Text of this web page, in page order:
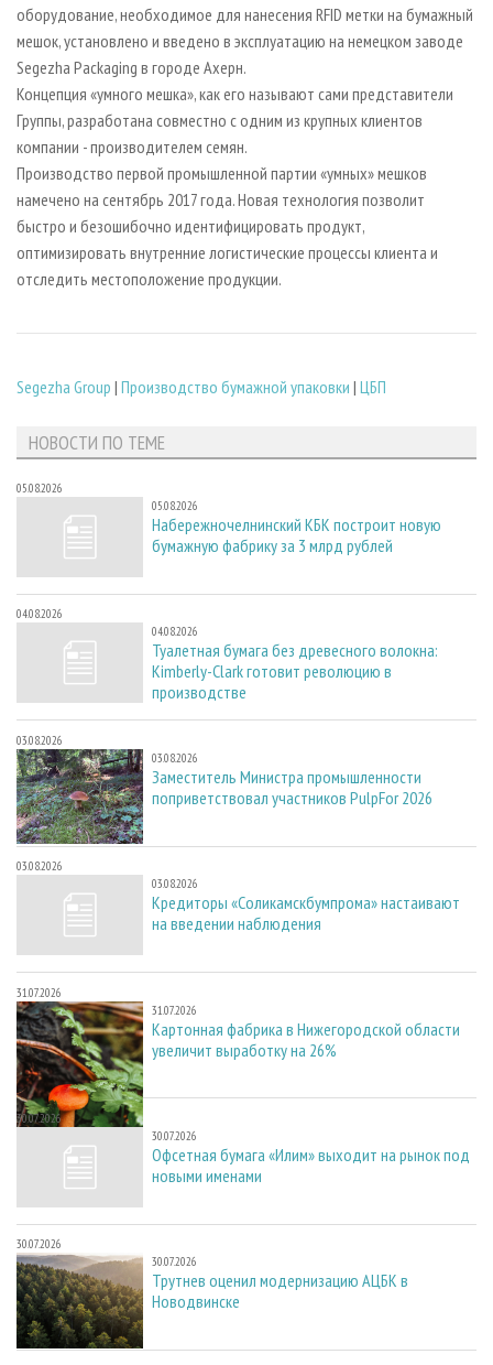
ИНСТРУМЕНТ И МАТЕРИАЛЫ
БИБЛИОТЕКА СПЕЦИАЛИСТА
оборудование, необходимое для нанесения RFID метки на бумажный
мешок, установлено и введено в эксплуатацию на немецком заводе
Segezha Packaging в городе Ахерн.
Концепция «умного мешка», как его называют сами представители
Группы, разработана совместно с одним из крупных клиентов
компании - производителем семян.
Производство первой промышленной партии «умных» мешков
намечено на сентябрь 2017 года. Новая технология позволит
быстро и безошибочно идентифицировать продукт,
оптимизировать внутренние логистические процессы клиента и
отследить местоположение продукции.
Segezha Group | Производство бумажной упаковки | ЦБП
НОВОСТИ ПО ТЕМЕ
05.08.2026
05.08.2026
Набережночелнинский КБК построит новую
бумажную фабрику за 3 млрд рублей
04.08.2026
04.08.2026
Туалетная бумага без древесного волокна:
Kimberly-Clark готовит революцию в
производстве
03.08.2026
03.08.2026
Заместитель Министра промышленности
поприветствовал участников PulpFor 2026
03.08.2026
03.08.2026
Кредиторы «Соликамскбумпрома» настаивают
на введении наблюдения
31.07.2026
31.07.2026
Картонная фабрика в Нижегородской области
увеличит выработку на 26%
30.07.2026
30.07.2026
Офсетная бумага «Илим» выходит на рынок под
новыми именами
30.07.2026
30.07.2026
Трутнев оценил модернизацию АЦБК в
Новодвинске